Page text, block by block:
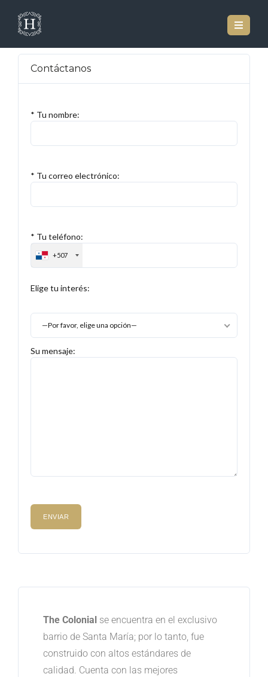
Contáctanos
* Tu nombre:
* Tu correo electrónico:
* Tu teléfono:
+507
Elige tu interés:
—Por favor, elige una opción—
Su mensaje:
The Colonial se encuentra en el exclusivo
barrio de Santa María; por lo tanto, fue
construido con altos estándares de
calidad. Cuenta con las mejores